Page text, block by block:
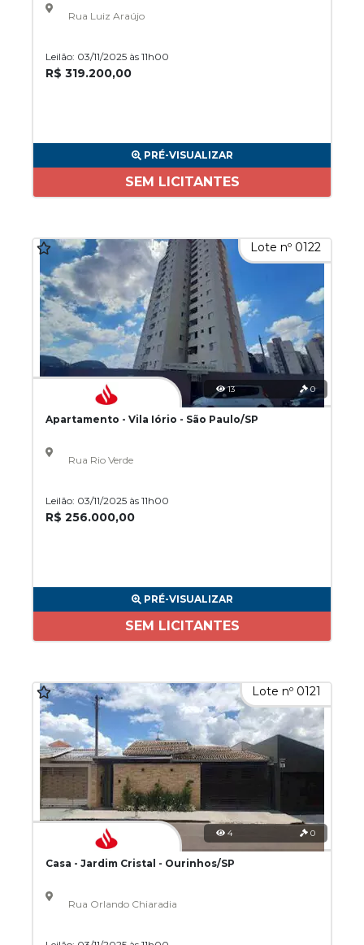
Rua Luiz Araújo
Leilão: 03/11/2025 às 11h00
R$ 319.200,00
PRÉ-VISUALIZAR
SEM LICITANTES
Lote nº 0122
13 0
Apartamento - Vila Iório - São Paulo/SP
Rua Rio Verde
Leilão: 03/11/2025 às 11h00
R$ 256.000,00
PRÉ-VISUALIZAR
SEM LICITANTES
Lote nº 0121
4 0
Casa - Jardim Cristal - Ourinhos/SP
Rua Orlando Chiaradia